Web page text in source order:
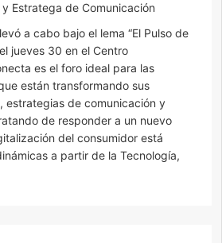
Estratega de Comunicación
a cabo bajo el lema “El Pulso de
jueves 30 en el Centro
es el foro ideal para las
están transformando sus
estrategias de comunicación y
de responder a un nuevo
del consumidor está
a partir de la Tecnología,